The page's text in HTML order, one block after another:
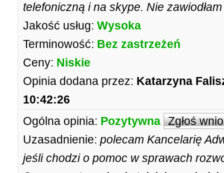
telefoniczną i na skype. Nie
Jakość usług: Wysoka
Terminowość: Bez zastrzeżeń
Ceny: Niskie
Opinia dodana przez: Katarzyna
10:42:26
Ogólna opinia: Pozytywna Zgłoś
Uzasadnienie: polecam Kancelarię
jeśli chodzi o pomoc w sprawach